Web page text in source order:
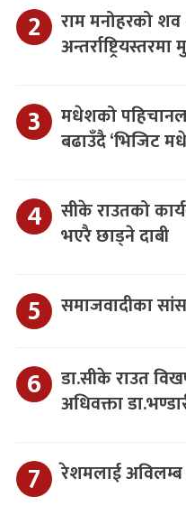
राम मनोहरको
मधेशको
बढाउँदै ‘भिजिट
सीके राउतको
भएरै छाड्ने दाबी
समाजवादीका
डा.सीके राउत
अधिवक्ता
रेशमलाई अविलम्ब